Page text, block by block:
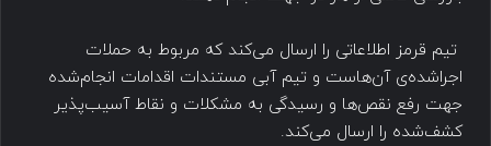
تیم قرمز اطلاعاتی را ارسال می‌کند که مربوط به حملات
اجراشده‌ی آن‌هاست و تیم آبی مستندات اقدامات انجام‌شده
جهت رفع نقص‌ها و رسیدگی به مشکلات و نقاط آسیب‌پذیر
کشف‌شده را ارسال می‌کند.